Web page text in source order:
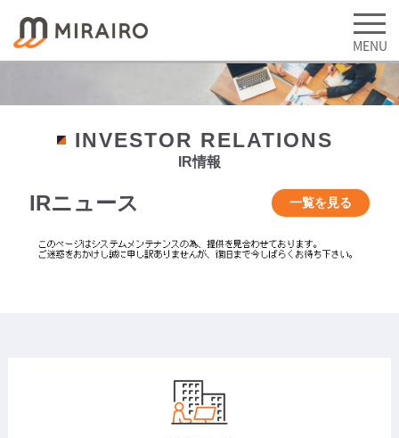
INVESTOR RELATIONS
IR情報
IRニュース 一覧を見る